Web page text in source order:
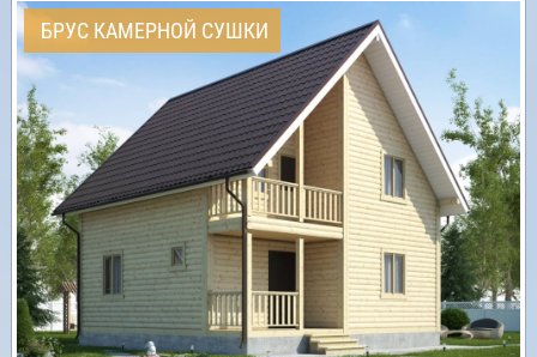
БРУС КАМЕРНОЙ СУШКИ